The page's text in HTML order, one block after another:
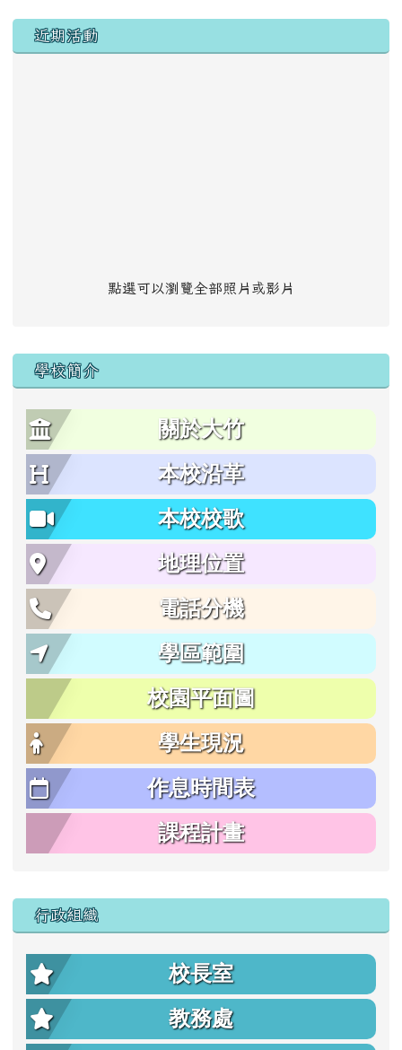
左邊區域內容
近期活動
點選可以瀏覽全部照片或影片
學校簡介
關於大竹
本校沿革
本校校歌
地理位置
電話分機
學區範圍
校園平面圖
學生現況
作息時間表
課程計畫
行政組織
校長室
教務處